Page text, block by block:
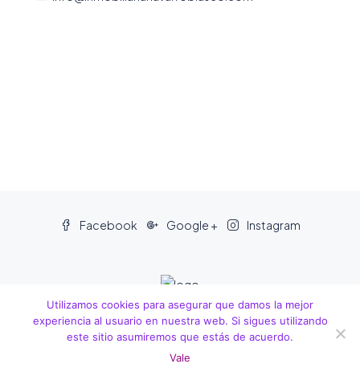
Facebook Google + Instagram
© Todos los derechos reservados a Navarro & Blasco S.L
Utilizamos cookies para asegurar que damos la mejor
experiencia al usuario en nuestra web. Si sigues utilizando
este sitio asumiremos que estás de acuerdo.
Vale